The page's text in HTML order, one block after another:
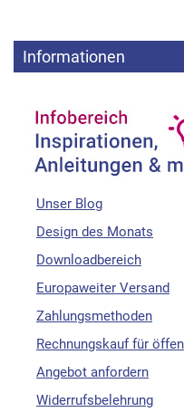
Informationen
Unser Blog
Design des Monats
Downloadbereich
Europaweiter Versand
Zahlungsmethoden
Rechnungskauf für
Angebot anfordern
Widerrufsbelehrung